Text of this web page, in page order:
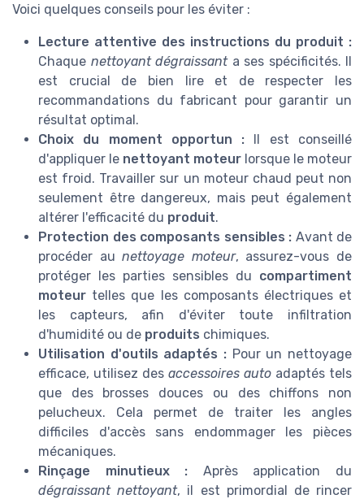
Voici quelques conseils pour les éviter :
Lecture attentive des instructions du produit :
Chaque nettoyant dégraissanta ses spécificités. Il
est crucial de bien lire et de respecter les
recommandations du fabricant pour garantir un
résultat optimal.
Choix du moment opportun : Il est conseillé
d'appliquer le nettoyant moteur lorsque le moteur
est froid. Travailler sur un moteur chaud peut non
seulement être dangereux, mais peut également
altérer l'efficacité du produit.
Protection des composants sensibles : Avant de
procéder aunettoyage moteur, assurez-vous de
protéger les parties sensibles du compartiment
moteur telles que les composants électriques et
les capteurs, afin d'éviter toute infiltration
d'humidité ou de produits chimiques.
Utilisation d'outils adaptés : Pour un nettoyage
efficace, utilisez des accessoires auto adaptés tels
que des brosses douces ou des chiffons non
pelucheux. Cela permet de traiter les angles
difficiles d'accès sans endommager les pièces
mécaniques.
Rinçage minutieux : Après application du
dégraissant nettoyant, il est primordial de rincer